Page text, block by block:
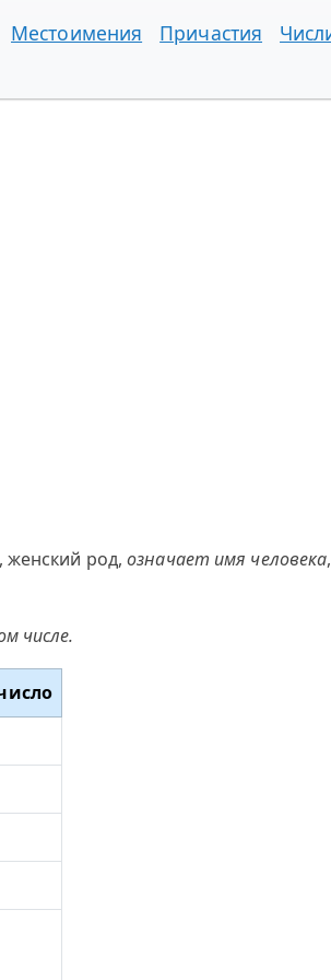
Местоимения Причастия
женский род,означает имя человека
числе.